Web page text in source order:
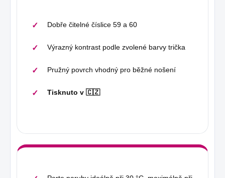
Dobře čitelné číslice 59 a 60
Výrazný kontrast podle zvolené barvy trička
Pružný povrch vhodný pro běžné nošení
Tisknuto v 🇨🇿